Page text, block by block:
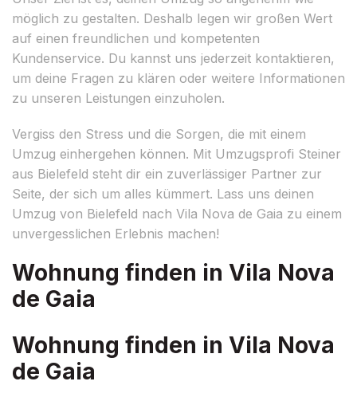
möglich zu gestalten. Deshalb legen wir großen Wert
auf einen freundlichen und kompetenten
Kundenservice. Du kannst uns jederzeit kontaktieren,
um deine Fragen zu klären oder weitere Informationen
zu unseren Leistungen einzuholen.
Vergiss den Stress und die Sorgen, die mit einem
Umzug einhergehen können. Mit Umzugsprofi Steiner
aus Bielefeld steht dir ein zuverlässiger Partner zur
Seite, der sich um alles kümmert. Lass uns deinen
Umzug von Bielefeld nach Vila Nova de Gaia zu einem
unvergesslichen Erlebnis machen!
Wohnung finden in Vila Nova
de Gaia
Wohnung finden in Vila Nova
de Gaia